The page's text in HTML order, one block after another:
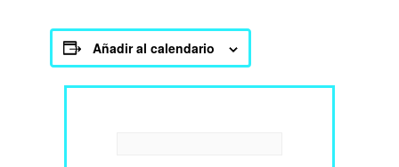
Añadir al calendario